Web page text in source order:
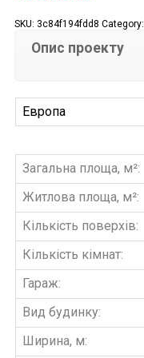
SKU: 3c84f194fdd8 Category:
Опис проекту
Европа
Загальна площа, м²:
Житлова площа, м²:
Кількість поверхів:
Кількість кімнат:
Гараж:
Вид будинку:
Ширина, м: